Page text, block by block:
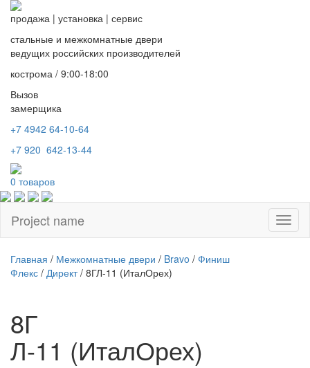
продажа | установка | сервис
стальные и межкомнатные двери
ведущих российских производителей
кострома / 9:00-18:00
Вызов
замерщика
+7 4942 64-10-64
+7 920 642-13-44
0 товаров
Project name
Главная / Межкомнатные двери / Bravo / Финиш
Флекс / Директ/ 8ГЛ-11 (ИталОрех)
8Г
Л-11 (ИталОрех)